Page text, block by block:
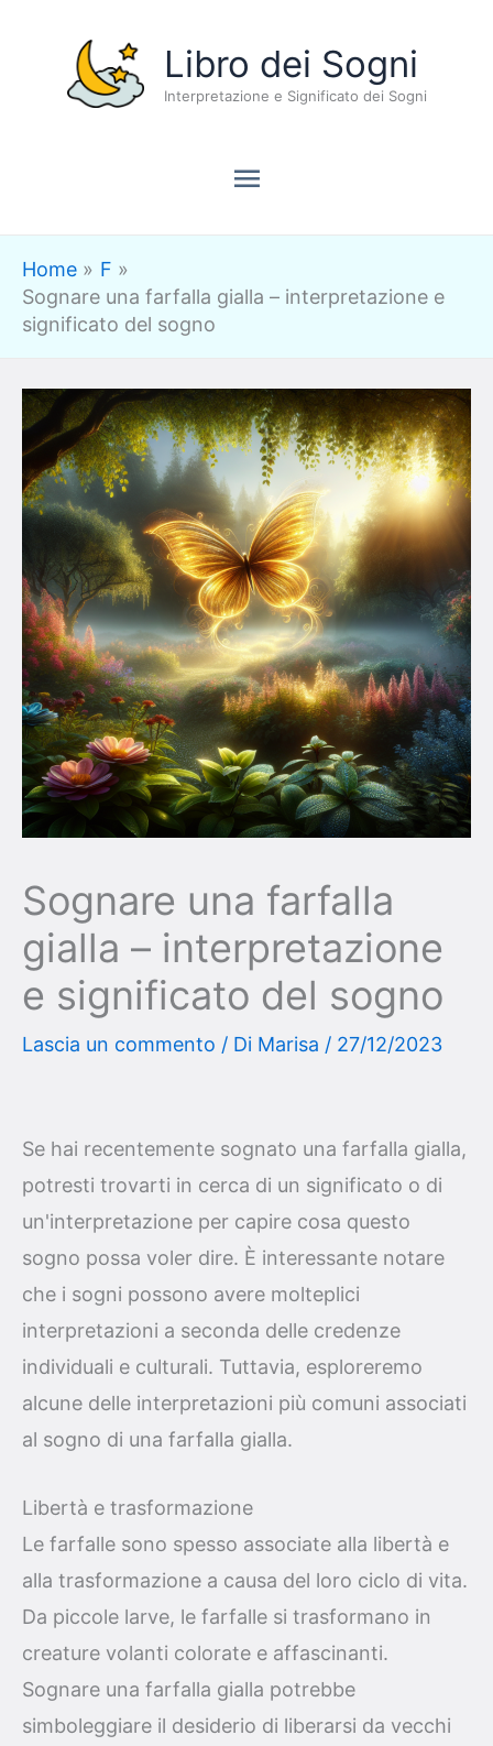
contenuto
Libro dei Sogni
Interpretazione e Significato dei Sogni
Menu
principale
Home
F
Sognare una farfalla gialla – interpretazione e
significato del sogno
Sognare una farfalla
gialla – interpretazione
e significato del sogno
Lascia un commento / Di Marisa / 27/12/2023
Se hai recentemente sognato una farfalla gialla,
potresti trovarti in cerca di un significato o di
un'interpretazione per capire cosa questo
sogno possa voler dire. È interessante notare
che i sogni possono avere molteplici
interpretazioni a seconda delle credenze
individuali e culturali. Tuttavia, esploreremo
alcune delle interpretazioni più comuni associati
al sogno di una farfalla gialla.
Libertà e trasformazione
Le farfalle sono spesso associate alla libertà e
alla trasformazione a causa del loro ciclo di vita.
Da piccole larve, le farfalle si trasformano in
creature volanti colorate e affascinanti.
Sognare una farfalla gialla potrebbe
simboleggiare il desiderio di liberarsi da vecchi